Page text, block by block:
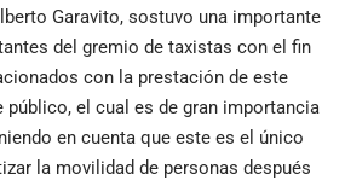
Garavito, sostuvo una importante
del gremio de taxistas con el fin
con la prestación de este
el cual es de gran importancia
en cuenta que este es el único
la movilidad de personas después